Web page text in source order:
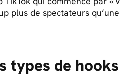
plus de spectateurs
types de